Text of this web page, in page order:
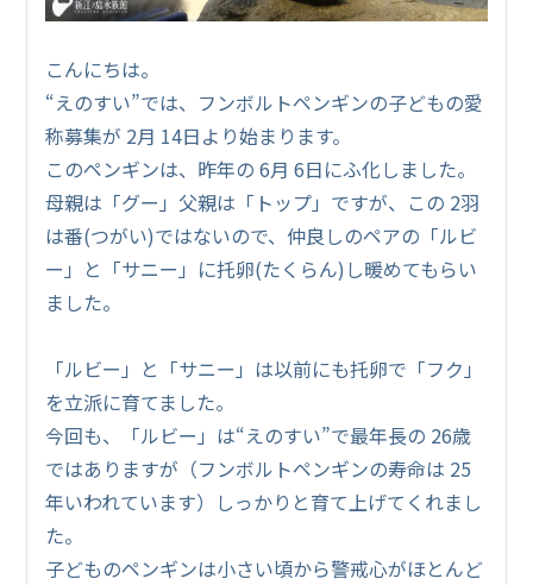
こんにちは。
“えのすい”では、フンボルトペンギンの子どもの愛
称募集が 2月 14日より始まります。
このペンギンは、昨年の 6月 6日にふ化しました。
母親は「グー」父親は「トップ」ですが、この 2羽
は番(つがい)ではないので、仲良しのペアの「ルビ
ー」と「サニー」に托卵(たくらん)し暖めてもらい
ました。
「ルビー」と「サニー」は以前にも托卵で「フク」
を立派に育てました。
今回も、「ルビー」は“えのすい”で最年長の 26歳
ではありますが（フンボルトペンギンの寿命は 25
年いわれています）しっかりと育て上げてくれまし
た。
子どものペンギンは小さい頃から警戒心がほとんど